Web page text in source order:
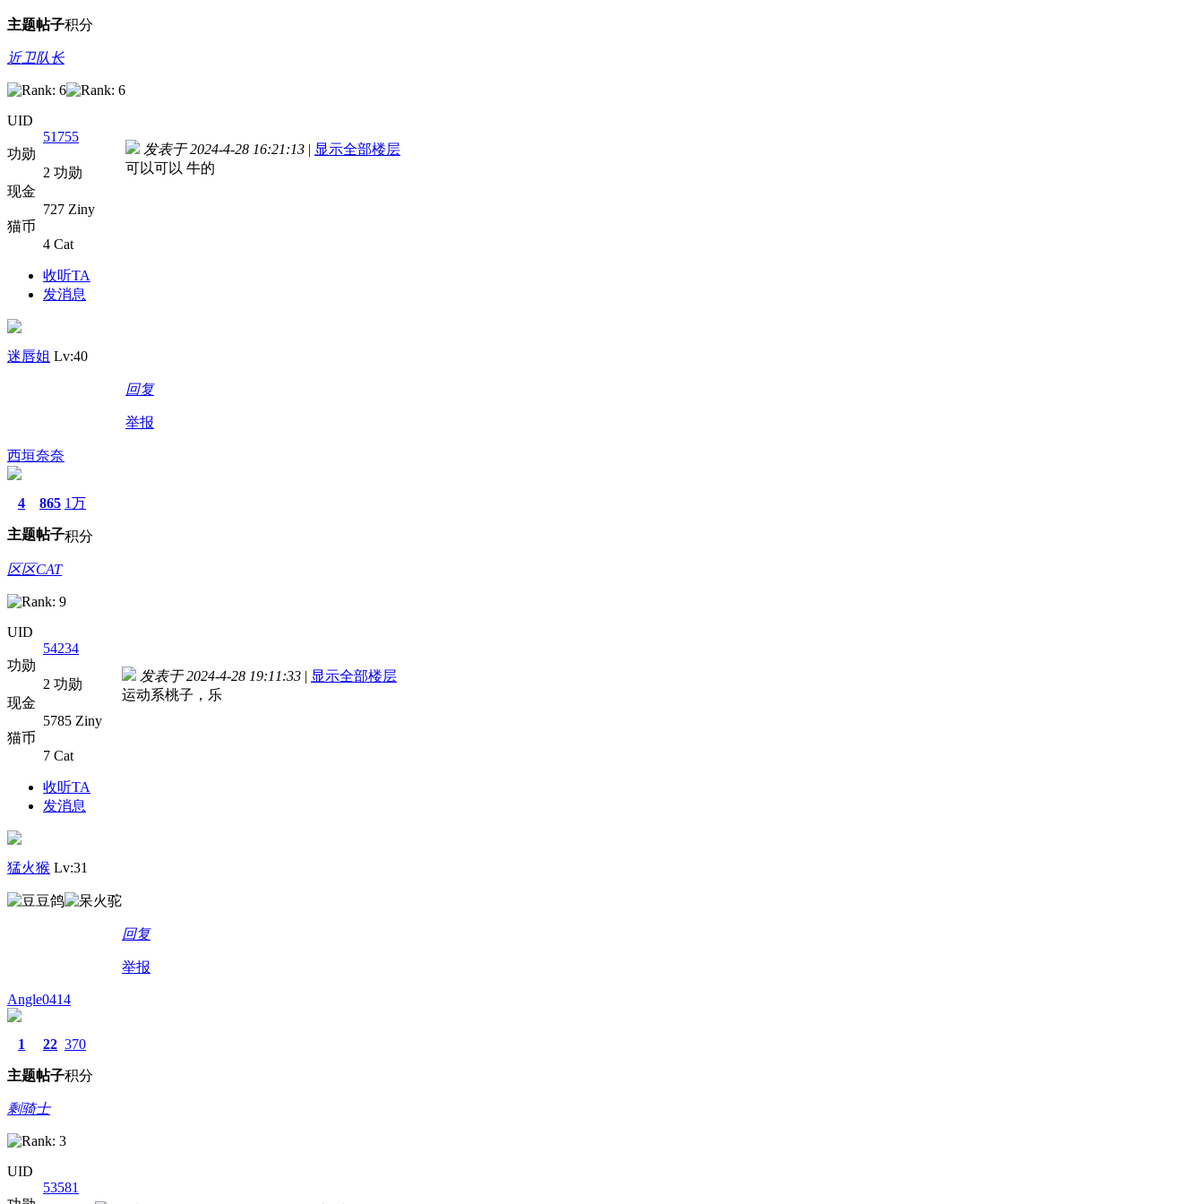
主题帖子积分
近卫队长
UID
51755
功勋
2 功勋
现金
727 Ziny
猫币
4 Cat
收听TA
发消息
迷唇姐 Lv:40
发表于 2024-4-28 16:21:13 | 显示全部楼层
可以可以 牛的
回复
举报
西垣奈奈
4
主题
865
帖子
1万
积分
区区CAT
UID
54234
功勋
2 功勋
现金
5785 Ziny
猫币
7 Cat
收听TA
发消息
猛火猴 Lv:31
发表于 2024-4-28 19:11:33 | 显示全部楼层
运动系桃子，乐
回复
举报
Angle0414
1
主题
22
帖子
370
积分
剩骑士
UID
53581